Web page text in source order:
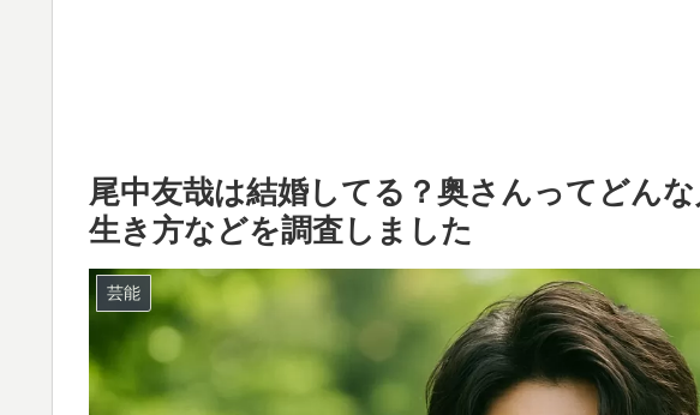
尾中友哉は結婚してる？奥さんってどん
生き方などを調査しました
芸能